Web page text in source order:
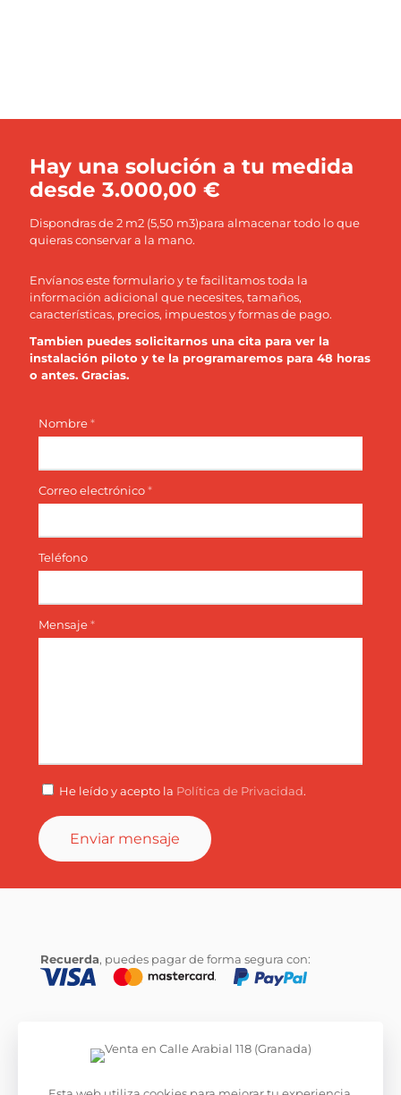
Hay una solución a tu medida
desde 3.000,00 €
Dispondras de 2 m2 (5,50 m3)para almacenar todo lo que
quieras conservar a la mano.
Envíanos este formulario y te facilitamos toda la
información adicional que necesites, tamaños,
características, precios, impuestos y formas de pago.
Tambien puedes solicitarnos una cita para ver la
instalación piloto y te la programaremos para 48 horas
o antes. Gracias.
Nombre*
Correo electrónico*
Teléfono
Mensaje*
He leído y acepto la Política de Privacidad.
Recuerda, puedes pagar de forma segura con:
CityTrasteros